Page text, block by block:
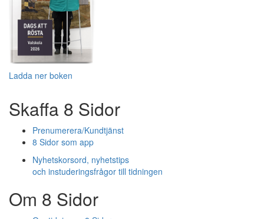
Ladda ner boken
Skaffa 8 Sidor
Prenumerera/Kundtjänst
8 Sidor som app
Nyhetskorsord, nyhetstips
och instuderingsfrågor till tidningen
Om 8 Sidor